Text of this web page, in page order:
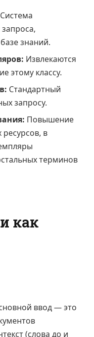
Система
знаний.
Извлекаются
этому классу.
Стандартный
запросу.
Повышение
в
терминов
как
ввод — это
(слова до и